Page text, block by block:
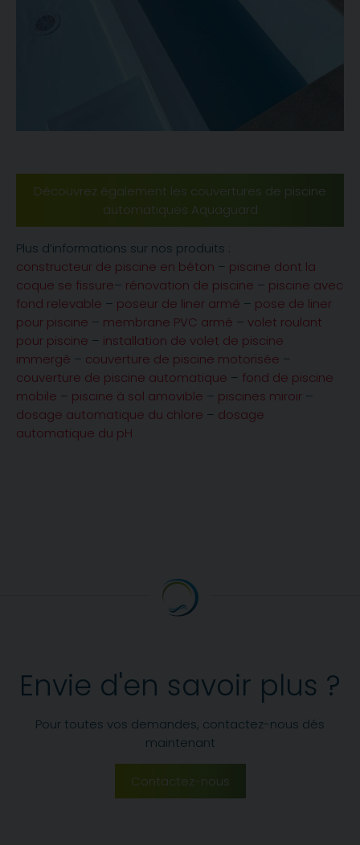
Découvrez également les couvertures de piscine
automatiques Aquaguard
Plus d’informations sur nos produits :
constructeur de piscine en béton – piscine dont la
coque se fissure– rénovation de piscine – piscine avec
fond relevable – poseur de liner armé – pose de liner
pour piscine – membrane PVC armé – volet roulant
pour piscine – installation de volet de piscine
immergé – couverture de piscine motorisée –
couverture de piscine automatique – fond de piscine
mobile – piscine à sol amovible – piscines miroir –
dosage automatique du chlore – dosage
automatique du pH
Envie d'en savoir plus ?
Pour toutes vos demandes, contactez-nous dés
maintenant
Contactez-nous